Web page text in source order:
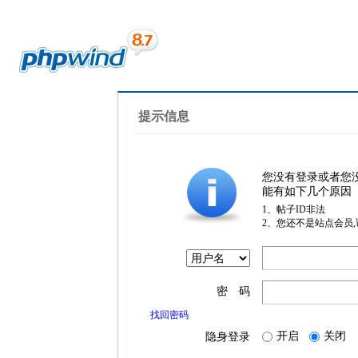
提示信息
您没有登录或者您
能有如下几个原因
1、帖子ID非法
2、您还不是站点会员
密 码
找回密码
隐身登录 开启 关闭